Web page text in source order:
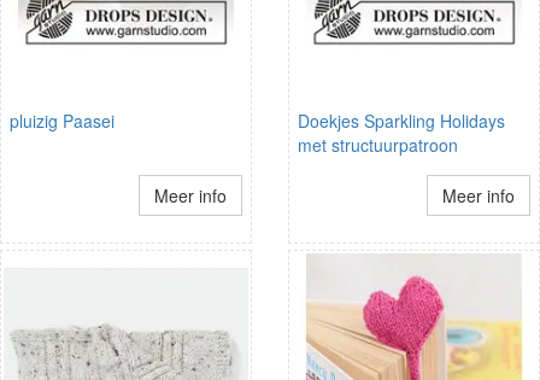
pluizig Paasei
Meer info
Doekjes Sparkling Holidays
met structuurpatroon
Meer info